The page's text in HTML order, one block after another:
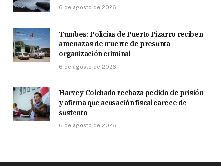
6 de agosto de 2026
Tumbes: Policías de Puerto Pizarro reciben
amenazas de muerte de presunta
organización criminal
6 de agosto de 2026
Harvey Colchado rechaza pedido de prisión
y afirma que acusación fiscal carece de
sustento
6 de agosto de 2026